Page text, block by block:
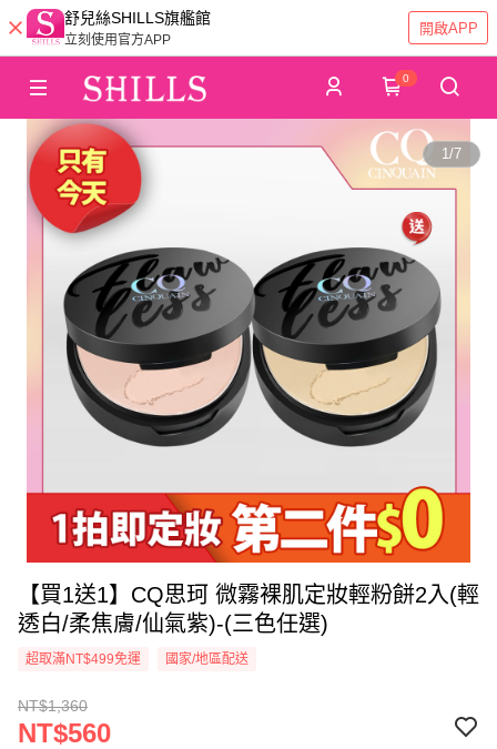
舒兒絲SHILLS旗艦館
立刻使用官方APP
開啟APP
0
1/7
【買1送1】CQ思珂 微霧裸肌定妝輕粉餅2入(輕
透白/柔焦膚/仙氣紫)-(三色任選)
超取滿NT$499免運 國家/地區配送
NT$1,360
NT$560